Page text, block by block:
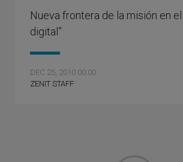
Nueva frontera de la misión en
digital”
DEC 25, 2010 00:00
ZENIT STAFF